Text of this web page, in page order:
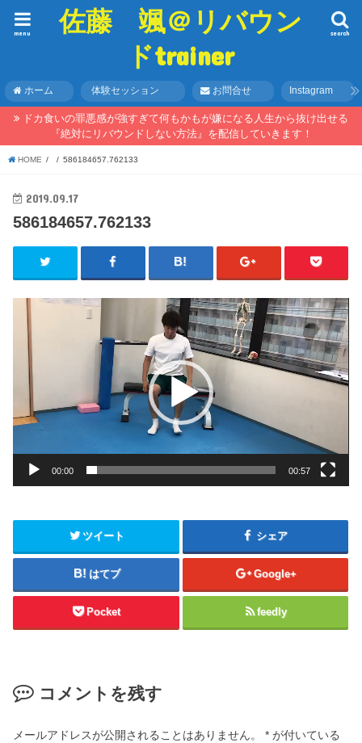
佐藤 颯＠リバウン
ドtrainer
search
menu
ホーム 体験セッション お問合せ Instagram
ドカ食いの罪悪感が強すぎて何もかもが嫌になる人生から抜け出せる
『絶対にリバウンドしない方法』を配信していきます！
HOME 586184657.762133
2019.09.17
586184657.762133
ー
00:00 00:57
ツイート シェア
はてブ Google+
Pocket feedly
コメントを残す
メールアドレスが公開されることはありません。 * が付いている